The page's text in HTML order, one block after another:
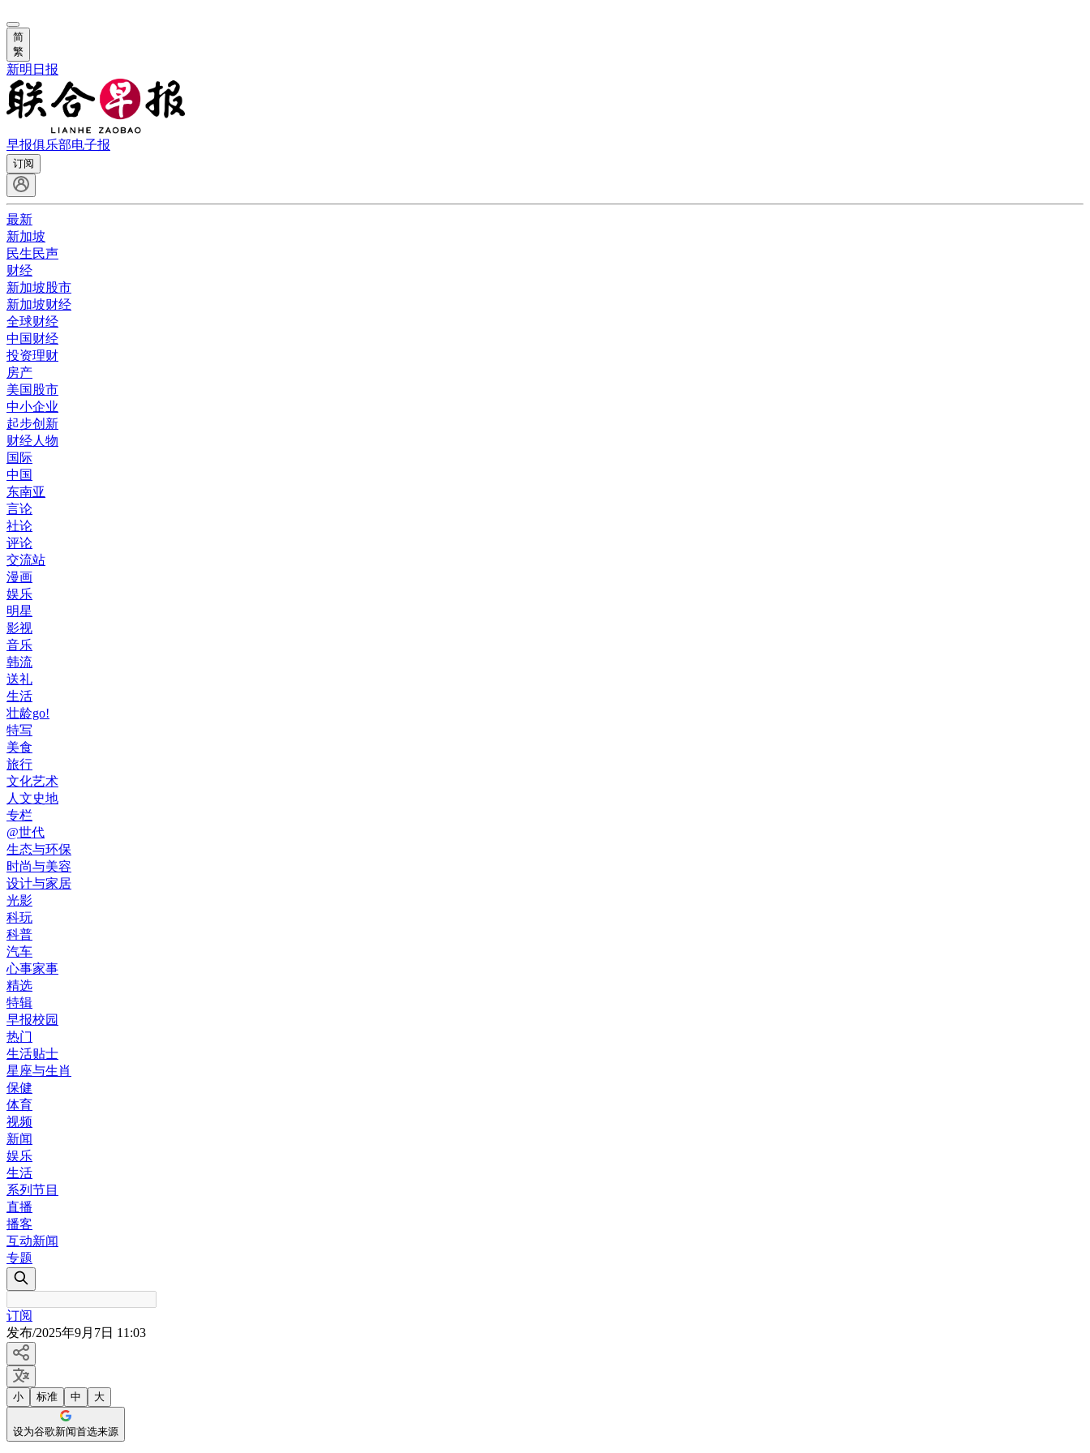
简
繁
新明日报
早报俱乐部电子报
订阅
最新
新加坡
民生民声
财经
新加坡股市
新加坡财经
全球财经
中国财经
投资理财
房产
美国股市
中小企业
起步创新
财经人物
国际
中国
东南亚
言论
社论
评论
交流站
漫画
娱乐
明星
影视
音乐
韩流
送礼
生活
壮龄go!
特写
美食
旅行
文化艺术
人文史地
专栏
@世代
生态与环保
时尚与美容
设计与家居
光影
科玩
科普
汽车
心事家事
精选
特辑
早报校园
热门
生活贴士
星座与生肖
保健
体育
视频
新闻
娱乐
生活
系列节目
直播
播客
互动新闻
专题
订阅
发布/2025年9月7日 11:03
小 标准 中 大
设为谷歌新闻首选来源